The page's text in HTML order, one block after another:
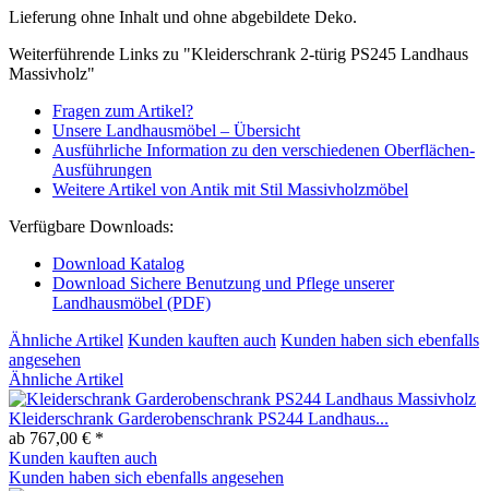
Lieferung ohne Inhalt und ohne abgebildete Deko.
Weiterführende Links zu "Kleiderschrank 2-türig PS245 Landhaus
Massivholz"
Fragen zum Artikel?
Unsere Landhausmöbel – Übersicht
Ausführliche Information zu den verschiedenen Oberflächen-
Ausführungen
Weitere Artikel von Antik mit Stil Massivholzmöbel
Verfügbare Downloads:
Download Katalog
Download Sichere Benutzung und Pflege unserer
Landhausmöbel (PDF)
Ähnliche Artikel Kunden kauften auch Kunden haben sich ebenfalls
angesehen
Ähnliche Artikel
Kleiderschrank Garderobenschrank PS244 Landhaus...
ab 767,00 € *
Kunden kauften auch
Kunden haben sich ebenfalls angesehen